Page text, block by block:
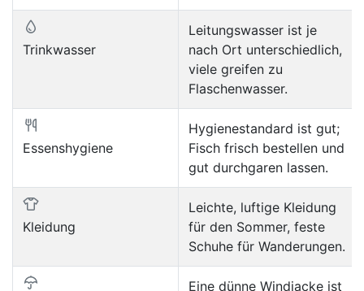
Trinkwasser
Leitungswasser ist je
nach Ort unterschiedlich,
viele greifen zu
Flaschenwasser.
Essenshygiene
Hygienestandard ist gut;
Fisch frisch bestellen und
gut durchgaren lassen.
Kleidung
Leichte, luftige Kleidung
für den Sommer, feste
Schuhe für Wanderungen.
Eine dünne Windjacke ist